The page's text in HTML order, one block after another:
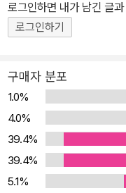
다. 우리 밥상에 쌀밥 한 그릇이 놓이기까지, 힘든 벼농사 과정과 논
생태계의 중요성을 알려 주는 책! 벼농사를 짓기 위해서
과 사람의 힘만으로 농사
에 없다. 하지만 생태계가
하는 수고스러움이나 농
최고 포식자인 오리는 해
하고, 늑대거미나 왕잠자
돕기 때문이다. 이렇게 논 생물들이 논에서 어떻게 사는지, 벼농사에
로그인하면 내가 남긴 글
로그인하기
구매자 분포
1.0%
4.0%
39.4%
39.4%
5.1%